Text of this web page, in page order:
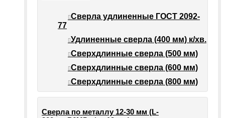
Сверла удлиненные ГОСТ 2092-
77
Удлиненные сверла (400 мм) к/хв.
Сверхдлинные сверла (500 мм)
Сверхдлинные сверла (600 мм)
Сверхдлинные сверла (800 мм)
Сверла по металлу 12-30 мм (L-